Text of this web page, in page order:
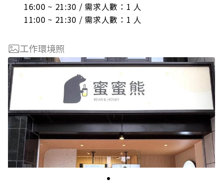
16:00 ~ 21:30 / 需求人數：1 人
11:00 ~ 21:30 / 需求人數：1 人
工作環境照